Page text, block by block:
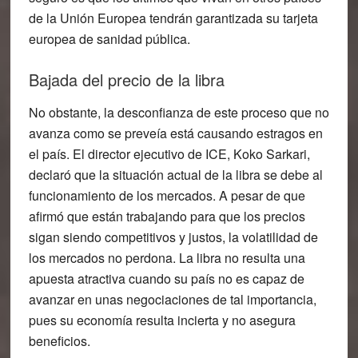
de la Unión Europea tendrán garantizada su tarjeta
europea de sanidad pública.
Bajada del precio de la libra
No obstante, la desconfianza de este proceso que no
avanza como se preveía está causando estragos en
el país. El director ejecutivo de ICE, Koko Sarkari,
declaró que la situación actual de la libra se debe al
funcionamiento de los mercados. A pesar de que
afirmó que están trabajando para que los precios
sigan siendo competitivos y justos, la volatilidad de
los mercados no perdona. La libra no resulta una
apuesta atractiva cuando su país no es capaz de
avanzar en unas negociaciones de tal importancia,
pues su economía resulta incierta y no asegura
beneficios.